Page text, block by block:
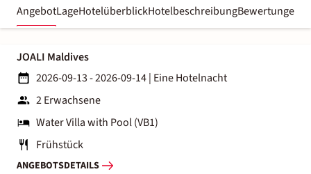
AngebotLageHotelüberblickHotelbeschreibungBewertungen
JOALI Maldives
2026-09-13 - 2026-09-14| Eine Hotelnacht
2 Erwachsene
Water Villa with Pool (VB1)
Frühstück
ANGEBOTSDETAILS